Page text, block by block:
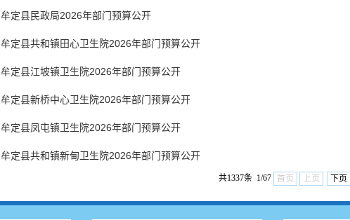
牟定县民政局2026年部门预算公开
牟定县共和镇田心卫生院2026年部门预算公开
牟定县江坡镇卫生院2026年部门预算公开
牟定县新桥中心卫生院2026年部门预算公开
牟定县凤屯镇卫生院2026年部门预算公开
牟定县共和镇新甸卫生院2026年部门预算公开
共1337条 1/67 首页 上页 下页